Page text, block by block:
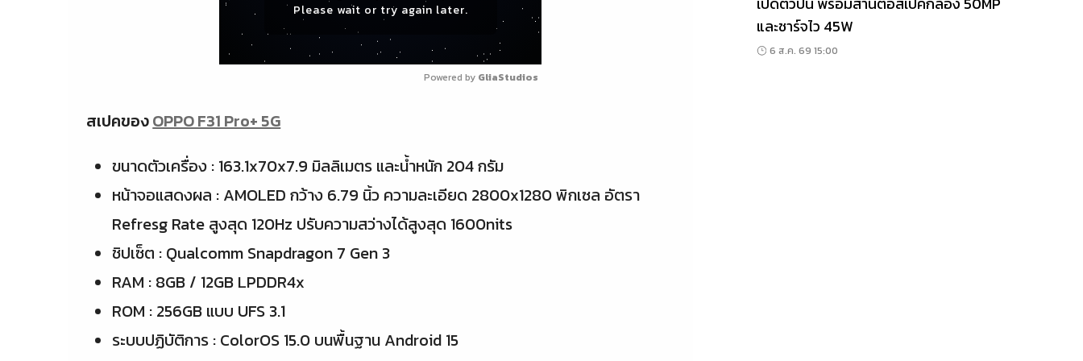
Please wait or try again later.
Powered by GliaStudios
สเปคของOPPO F31 Pro+ 5G
ขนาดตัวเครื่อง : 163.1x70x7.9 มิลลิเมตร และน้ำหนัก 204 กรัม
หน้าจอแสดงผล : AMOLED กว้าง 6.79 นิ้ว ความละเอียด 2800x1280 พิกเซล อัตรา
Refresg Rate สูงสุด 120Hz ปรับความสว่างได้สูงสุด 1600nits
ชิปเซ็ต : Qualcomm Snapdragon 7 Gen 3
RAM : 8GB / 12GB LPDDR4x
ROM : 256GB แบบ UFS 3.1
ระบบปฏิบัติการ : ColorOS 15.0 บนพื้นฐาน Android 15
และชาร์จไว 45W
6 ส.ค. 69 15:00